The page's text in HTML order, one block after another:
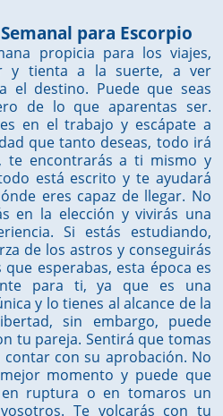
para Escorpio
propicia para los viajes,
y tienta a la suerte, a ver
el destino. Puede que seas
de lo que aparentas ser.
en el trabajo y escápate a
que tanto deseas, todo irá
te encontrarás a ti mismo y
está escrito y te ayudará
eres capaz de llegar. No
en la elección y vivirás una
Si estás estudiando,
de los astros y conseguirás
esperabas, esta época es
para ti, ya que es una
y lo tienes al alcance de la
sin embargo, puede
tu pareja. Sentirá que tomas
contar con su aprobación. No
momento y puede que
en ruptura o en tomaros un
Te volcarás con tu